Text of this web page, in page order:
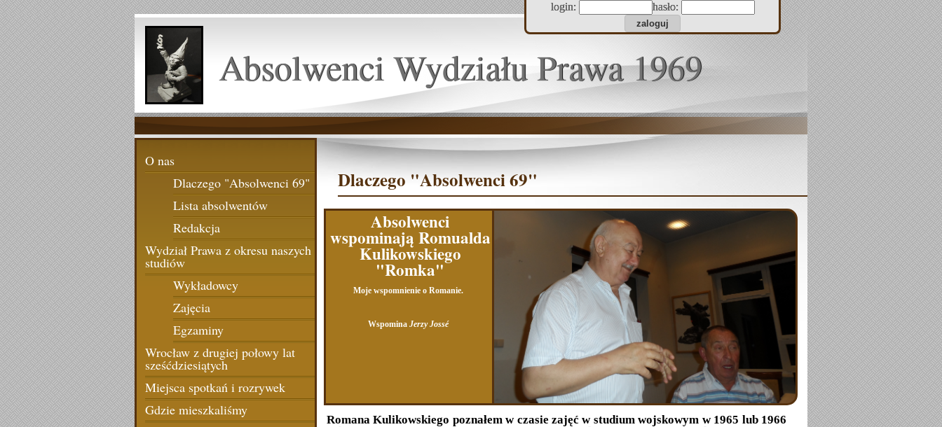
login: hasło:
Absolwenci Wydziału Prawa 1969
O nas
Dlaczego "Absolwenci 69"
Lista absolwentów
Redakcja
Wydział Prawa z okresu naszych
studiów
Wykładowcy
Zajęcia
Egzaminy
Wrocław z drugiej połowy lat
sześćdziesiątych
Miejsca spotkań i rozrywek
Gdzie mieszkaliśmy
Dlaczego "Absolwenci 69"
Absolwenci
wspominają Romualda
Kulikowskiego
"Romka"
Moje wspomnienie o Romanie.
Wspomina Jerzy Jossé
Romana Kulikowskiego poznałem w czasie zajęć w studium wojskowym w 1965 lub 1966